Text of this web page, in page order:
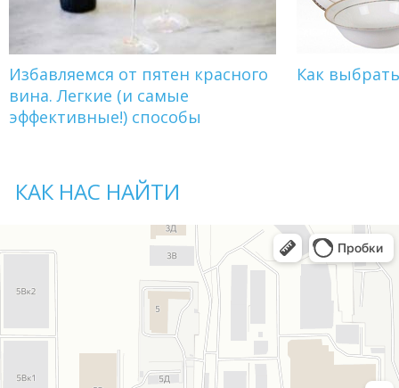
Избавляемся от пятен красного
вина. Легкие (и самые
эффективные!) способы
Как
КАК НАС НАЙТИ